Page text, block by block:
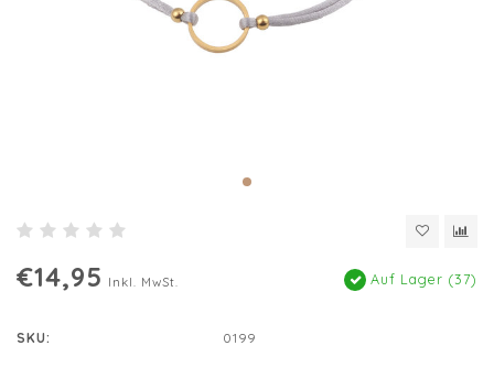
€14,95 Inkl. MwSt. Auf Lager (37)
SKU: 0199